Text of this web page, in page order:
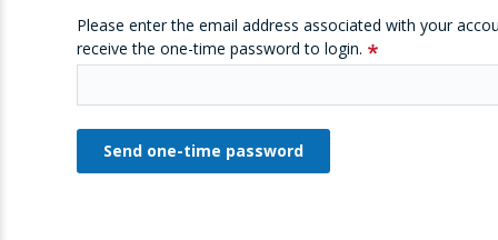
Please enter the email address associated with your
receive the one-time password to login.